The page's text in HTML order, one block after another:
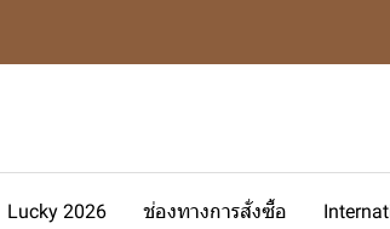
Lucky 2026 ช่องทางการสั่งซื้อ